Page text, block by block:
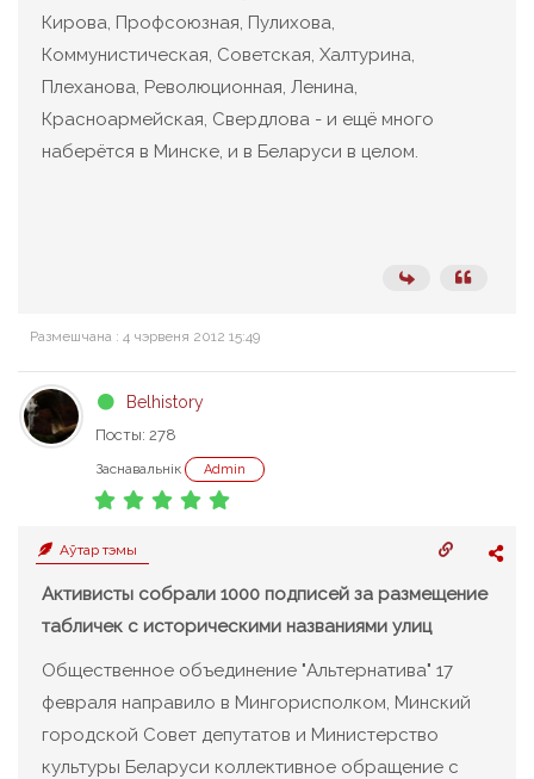
Кирова, Профсоюзная, Пулихова,
Коммунистическая, Советская, Халтурина,
Плеханова, Революционная, Ленина,
Красноармейская, Свердлова - и ещё много
наберётся в Минске, и в Беларуси в целом.
Размешчана : 4 чэрвеня 2012 15:49
Belhistory
Посты: 278
Заснавальнік Admin
Аўтар тэмы
Активисты собрали 1000 подписей за размещение
табличек с историческими названиями улиц
Общественное объединение "Альтернатива" 17
февраля направило в Мингорисполком, Минский
городской Совет депутатов и Министерство
культуры Беларуси коллективное обращение с